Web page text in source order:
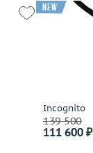
Incognito
139 500
111 600 ₽
new